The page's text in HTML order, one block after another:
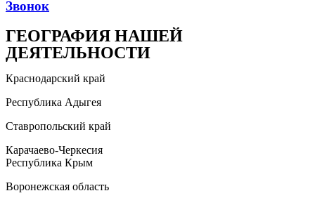
Звонок
ГЕОГРАФИЯ НАШЕЙ
ДЕЯТЕЛЬНОСТИ
Краснодарский край
Республика Адыгея
Ставропольский край
Карачаево-Черкесия
Республика Крым
Воронежская область